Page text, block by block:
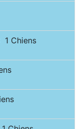
1 Chiens